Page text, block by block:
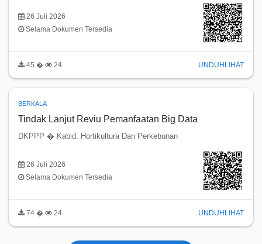
26 Juli 2026
Selama Dokumen Tersedia
45 � 24 UNDUH LIHAT
BERKALA
Tindak Lanjut Reviu Pemanfaatan Big Data
DKPPP � Kabid. Hortikultura Dan Perkebunan
26 Juli 2026
Selama Dokumen Tersedia
74 � 24 UNDUH LIHAT